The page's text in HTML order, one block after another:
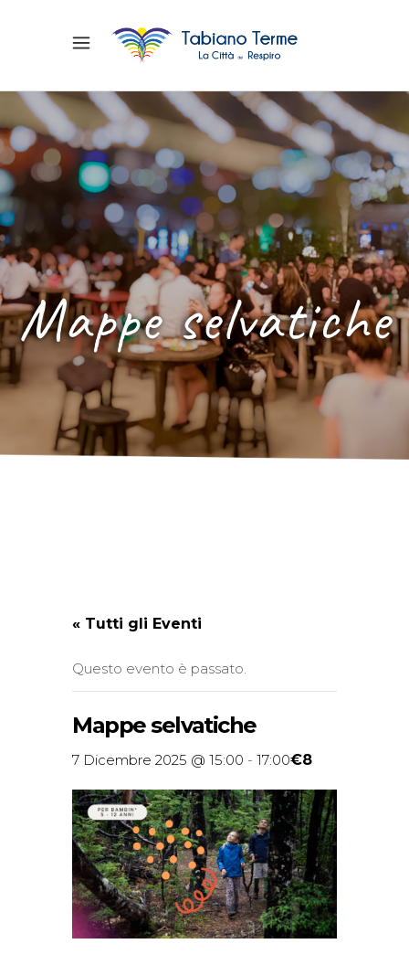
Mappe selvatiche
« Tutti gli Eventi
Questo evento è passato.
Mappe selvatiche
7 Dicembre 2025 @ 15:00 - 17:00€8